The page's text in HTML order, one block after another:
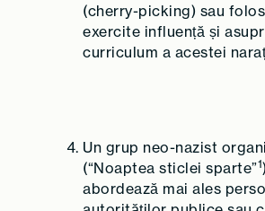
(cherry-picking) sau
exercite influență și
curriculum a acestei
Un grup neo-nazist
(“Noaptea sticlei sparte”1
abordează mai ales